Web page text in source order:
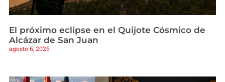
El próximo eclipse en el Quijote Cósmico de
Alcázar de San Juan
agosto 6, 2026